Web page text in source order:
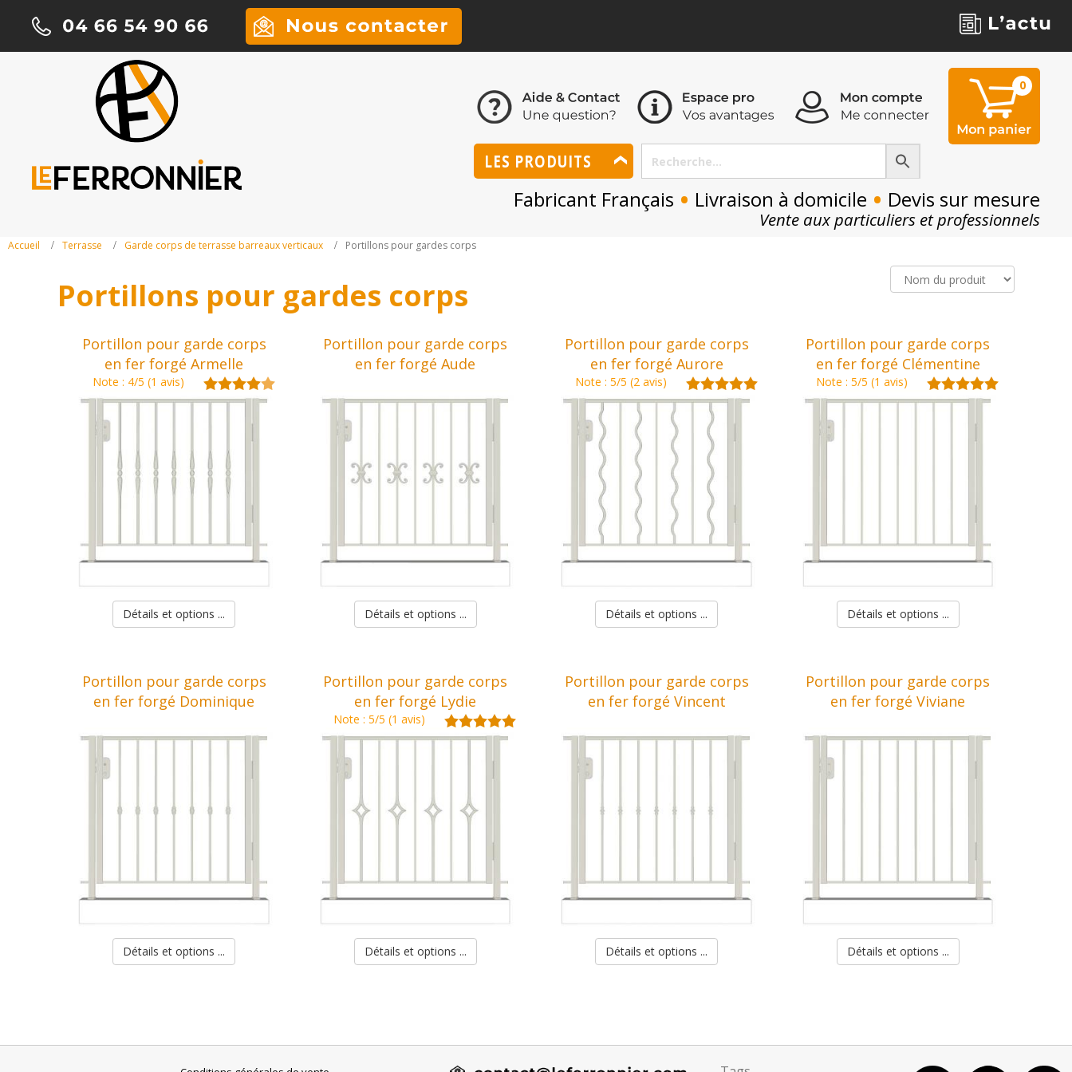
0
0
LES PRODUITS
Fabricant Français • Livraison à domicile • Devis sur mesure
Vente aux particuliers et professionnels
Accueil Terrasse Garde corps de terrasse barreaux verticaux Portillons pour gardes corps
Portillons pour gardes corps
Portillon pour garde corps
en fer forgé Armelle
Note : 4/5 (1 avis)
Détails et options ...
Portillon pour garde corps
en fer forgé Aude
Détails et options ...
Portillon pour garde corps
en fer forgé Aurore
Note : 5/5 (2 avis)
Détails et options ...
Portillon pour garde corps
en fer forgé Clémentine
Note : 5/5 (1 avis)
Détails et options ...
Portillon pour garde corps
en fer forgé Dominique
Détails et options ...
Portillon pour garde corps
en fer forgé Lydie
Note : 5/5 (1 avis)
Détails et options ...
Portillon pour garde corps
en fer forgé Vincent
Détails et options ...
Portillon pour garde corps
en fer forgé Viviane
Détails et options ...